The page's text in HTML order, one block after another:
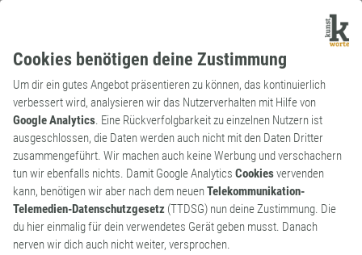
Cookies benötigen deine Zustimmung
Um dir ein gutes Angebot präsentieren zu können, das kontinuierlich
verbessert wird, analysieren wir das Nutzerverhalten mit Hilfe von
Google Analytics. Eine Rückverfolgbarkeit zu einzelnen Nutzern ist
ausgeschlossen, die Daten werden auch nicht mit den Daten Dritter
zusammengeführt. Wir machen auch keine Werbung und verschachern
tun wir ebenfalls nichts. Damit Google Analytics Cookiesvervenden
kann, benötigen wir aber nach dem neuenTelekommunikation-
Telemedien-Datenschutzgesetz (TTDSG) nun deine Zustimmung. Die
du hier einmalig für dein verwendetes Gerät geben musst. Danach
nerven wir dich auch nicht weiter, versprochen.
Archaismus
Verb
ausbedingen
Etwas zur Bedingung machen.
1
0
erschaffen vongerlind